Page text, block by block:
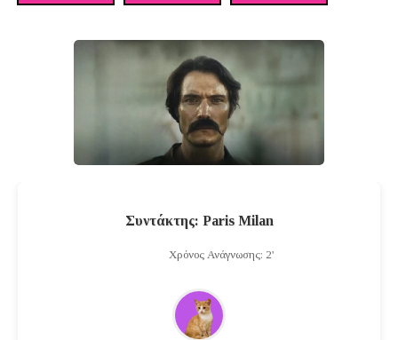
Συντάκτης: Paris Milan
Χρόνος Ανάγνωσης: 2'